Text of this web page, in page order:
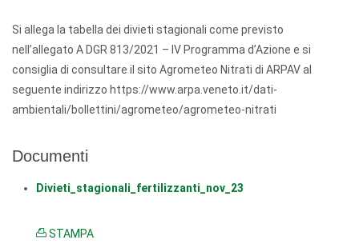
Si allega la tabella dei divieti stagionali come previsto
nell’allegato A DGR 813/2021 – IV Programma d’Azione e si
consiglia di consultare il sito Agrometeo Nitrati di ARPAV al
seguente indirizzo https://www.arpa.veneto.it/dati-
ambientali/bollettini/agrometeo/agrometeo-nitrati
Documenti
Divieti_stagionali_fertilizzanti_nov_23
STAMPA